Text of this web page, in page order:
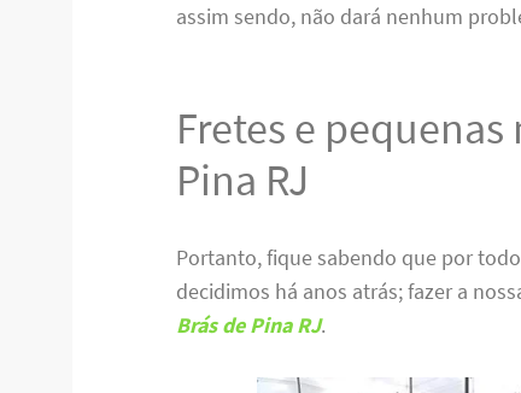
assim sendo, não dará nenhum
Fretes e
Pina RJ
Portanto, fique sabendo que por
decidimos há anos atrás; fazer a
Brás de Pina RJ.